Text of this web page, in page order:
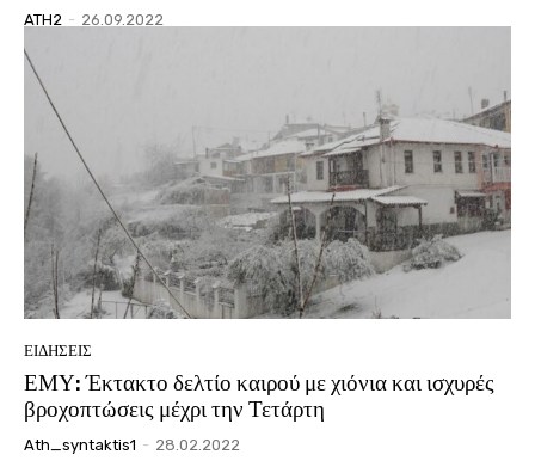
ATH2 - 26.09.2022
ΕΙΔΗΣΕΙΣ
ΕΜΥ: Έκτακτο δελτίο καιρού με χιόνια και ισχυρές
βροχοπτώσεις μέχρι την Τετάρτη
Ath_syntaktis1 - 28.02.2022